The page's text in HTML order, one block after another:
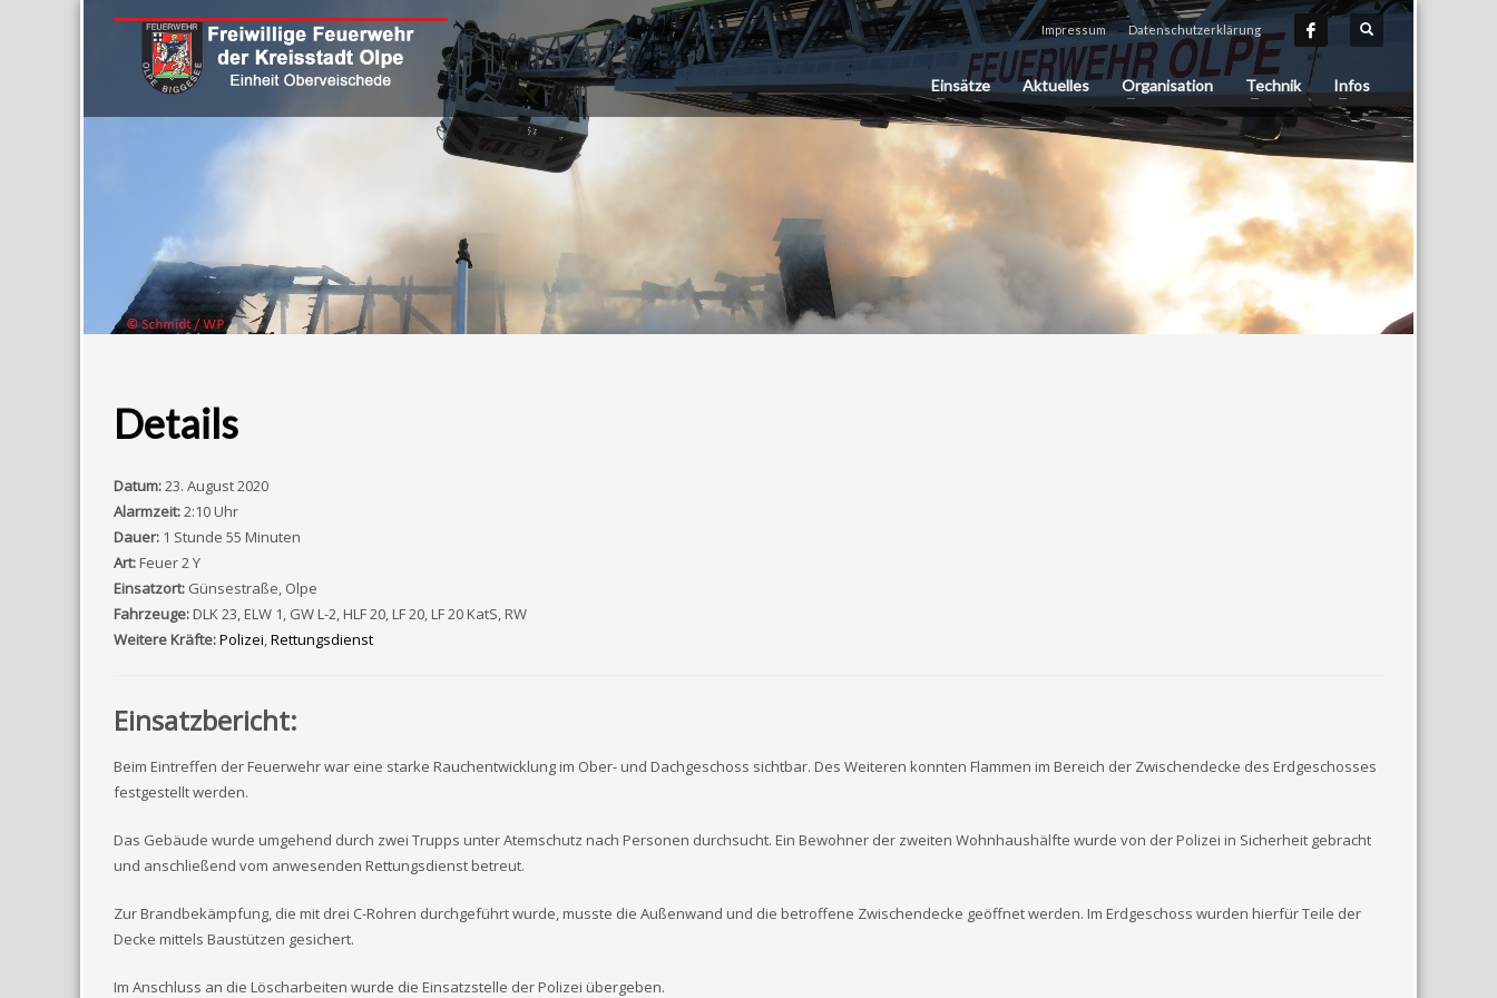
Impressum Datenschutzerklärung
Einsätze Aktuelles Organisation Technik Infos
Details
Datum:23. August 2020
Alarmzeit:2:10 Uhr
Dauer: 1 Stunde 55 Minuten
Art:Feuer 2 Y
Einsatzort: Günsestraße, Olpe
Fahrzeuge:DLK 23, ELW 1, GW L-2, HLF 20, LF 20, LF 20 KatS, RW
Weitere Kräfte:Polizei,Rettungsdienst
Einsatzbericht:
Beim Eintreffen der Feuerwehr war eine starke Rauchentwicklung im Ober- und Dachgeschoss sichtbar. Des Weiteren konnten Flammen im Bereich der Zwischendecke des Erdgeschosses
festgestellt werden.
Das Gebäude wurde umgehend durch zwei Trupps unter Atemschutz nach Personen durchsucht. Ein Bewohner der zweiten Wohnhaushälfte wurde von der Polizei in Sicherheit gebracht
und anschließend vom anwesenden Rettungsdienst betreut.
Zur Brandbekämpfung, die mit drei C-Rohren durchgeführt wurde, musste die Außenwand und die betroffene Zwischendecke geöffnet werden. Im Erdgeschoss wurden hierfür Teile der
Decke mittels Baustützen gesichert.
Im Anschluss an die Löscharbeiten wurde die Einsatzstelle der Polizei übergeben.